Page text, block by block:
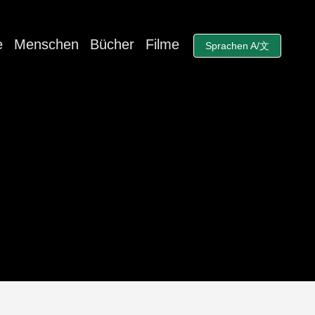
Menschen Bücher Filme Sprachen A/文